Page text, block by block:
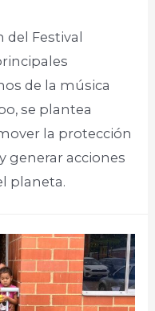
del Festival
de la música
se plantea
la protección
generar acciones
planeta.